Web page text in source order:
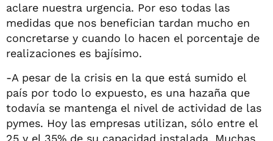
aclare nuestra urgencia. Por eso todas las
medidas que nos benefician tardan mucho en
concretarse y cuando lo hacen el porcentaje de
realizaciones es bajísimo.
-A pesar de la crisis en la que está sumido el
país por todo lo expuesto, es una hazaña que
todavía se mantenga el nivel de actividad de las
pymes. Hoy las empresas utilizan, sólo entre el
25 y el 35% de su capacidad instalada. Muchas